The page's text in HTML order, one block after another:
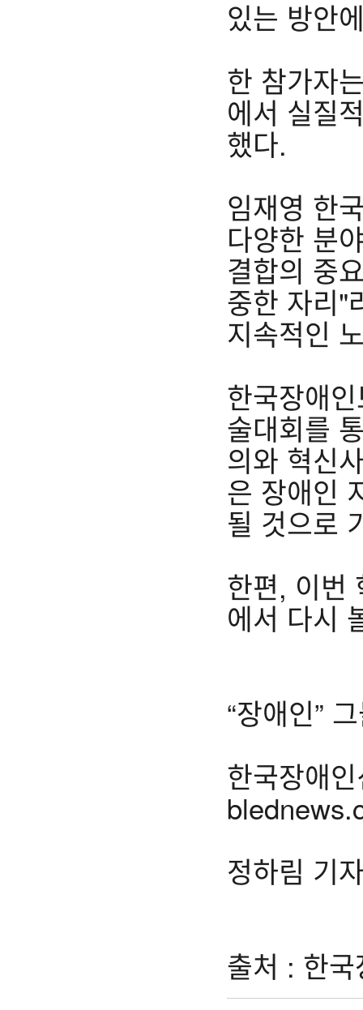
있는 방안
한 참가자
에서 실질
했다.
임재영 한
다양한 분
결합의 중
중한 자리"
지속적인
한국장애
술대회를
의와 혁신
은 장애인
될 것으로
한편, 이번
에서 다시
“장애인”
한국장애
정하림 기
출처 : 한